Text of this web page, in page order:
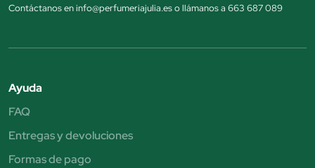
Contáctanos en info@perfumeriajulia.es o llámanos a 663 687 089
Ayuda
FAQ
Entregas y devoluciones
Formas de pago